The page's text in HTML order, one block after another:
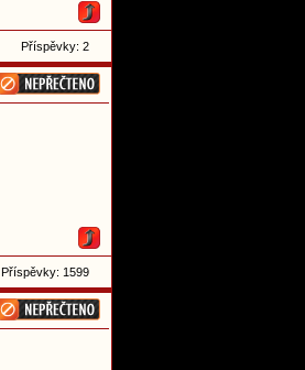
Příspěvky: 2
Příspěvky: 1599